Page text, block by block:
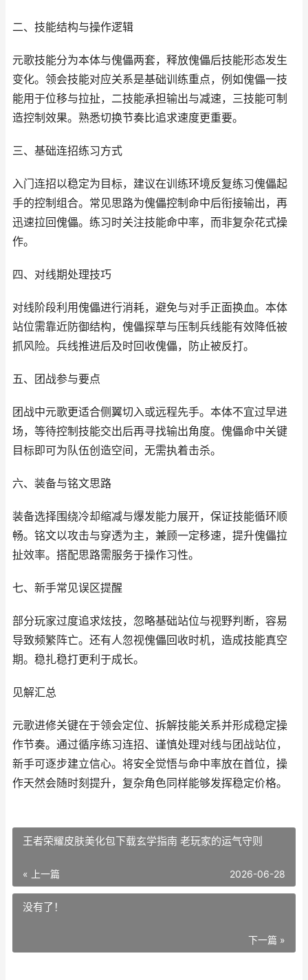
二、技能结构与操作逻辑
元歌技能分为本体与傀儡两套，释放傀儡后技能形态发生
变化。领会技能对应关系是基础训练重点，例如傀儡一技
能用于位移与拉扯，二技能承担输出与减速，三技能可制
造控制效果。熟悉切换节奏比追求速度更重要。
三、基础连招练习方式
入门连招以稳定为目标，建议在训练环境反复练习傀儡起
手的控制组合。常见思路为傀儡控制命中后衔接输出，再
迅速拉回傀儡。练习时关注技能命中率，而非复杂花式操
作。
四、对线期处理技巧
对线阶段利用傀儡进行消耗，避免与对手正面换血。本体
站位需靠近防御结构，傀儡探草与压制兵线能有效降低被
抓风险。兵线推进后及时回收傀儡，防止被反打。
五、团战参与要点
团战中元歌更适合侧翼切入或远程先手。本体不宜过早进
场，等待控制技能交出后再寻找输出角度。傀儡命中关键
目标即可为队伍创造空间，无需执着击杀。
六、装备与铭文思路
装备选择围绕冷却缩减与爆发能力展开，保证技能循环顺
畅。铭文以攻击与穿透为主，兼顾一定移速，提升傀儡拉
扯效率。搭配思路需服务于操作习性。
七、新手常见误区提醒
部分玩家过度追求炫技，忽略基础站位与视野判断，容易
导致频繁阵亡。还有人忽视傀儡回收时机，造成技能真空
期。稳扎稳打更利于成长。
见解汇总
元歌进修关键在于领会定位、拆解技能关系并形成稳定操
作节奏。通过循序练习连招、谨慎处理对线与团战站位，
新手可逐步建立信心。将安全觉悟与命中率放在首位，操
作天然会随时刻提升，复杂角色同样能够发挥稳定价格。
王者荣耀皮肤美化包下载玄学指南 老玩家的运气守则
« 上一篇 2026-06-28
没有了！
下一篇 »